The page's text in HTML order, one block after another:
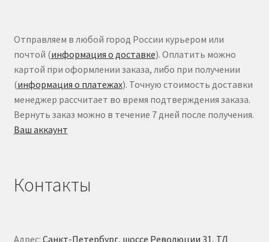
Отправляем в любой город России курьером или
почтой (информация о доставке). Оплатить можно
картой при оформлении заказа, либо при получении
(информация о платежах). Точную стоимость доставки
менеджер рассчитает во время подтверждения заказа.
Вернуть заказ можно в течение 7 дней после получения.
Ваш аккаунт
Контакты
Адрес: Санкт-Петербург, шоссе Революции 31, ТД